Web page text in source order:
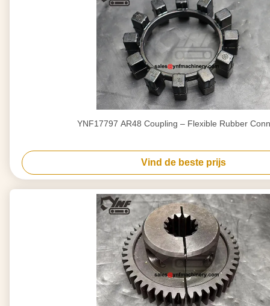
YNF17797 AR48 Coupling – Flexible Rubber
Vind de beste prijs